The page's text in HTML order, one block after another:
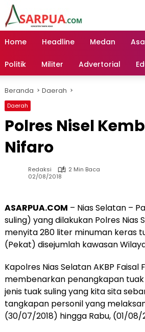
Home Headline Medan
Politik Militer Advertorial
Beranda Daerah
Daerah
Polres Nisel
Nifaro
Redaksi
2 Min Baca
02/08/2018
ASARPUA.COM – Nias Selatan –
suling) yang dilakukan Polres
menyita 280 liter minuman keras
(Pekat) disejumlah kawasan
Kapolres Nias Selatan AKBP Faisal
membenarkan penangkapan
jenis tuak suling yang kita sita
tangkapan personil yang
(30/07/2018) hingga Rabu, (01/08/